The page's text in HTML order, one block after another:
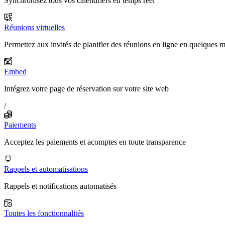
Réunions virtuelles
Permettez aux invités de planifier des réunions en ligne en quelques
Embed
Intégrez votre page de réservation sur votre site web
/
Paiements
Acceptez les paiements et acomptes en toute transparence
Rappels et automatisations
Rappels et notifications automatisés
Toutes les fonctionnalités